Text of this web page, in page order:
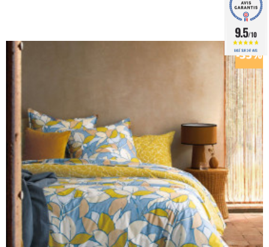
9.5/10
BASÉ SUR 347 AVIS